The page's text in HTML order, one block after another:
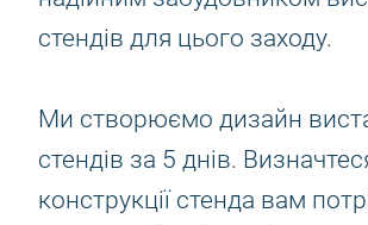
стендів для цього заходу.
Ми створюємо дизайн
стендів за 5 днів.
конструкції стенда вам